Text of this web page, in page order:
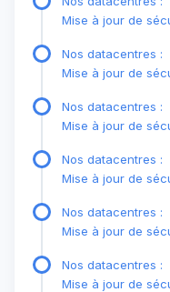
Mise à jour de
Nos datacentres :
Mise à jour de
Nos datacentres :
Mise à jour de
Nos datacentres :
Mise à jour de
Nos datacentres :
Mise à jour de
Nos datacentres :
Mise à jour de